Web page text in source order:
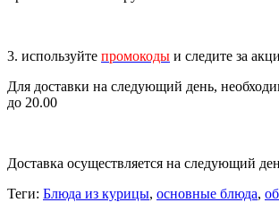
3. используйте промокоды и следите за
Для доставки на следующий день,
до 20.00
Доставка осуществляется на следующий
Теги: Блюда из курицы, основные блюда,